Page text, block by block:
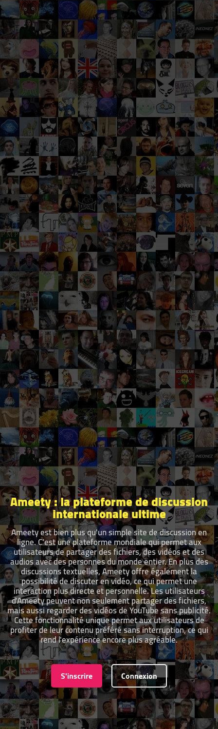
Ameety : la plateforme de discussion
internationale ultime
Ameety est bien plus qu'un simple site de discussion en
ligne. C'est une plateforme mondiale qui permet aux
utilisateurs de partager des fichiers, des vidéos et des
audios avec des personnes du monde entier. En plus des
discussions textuelles, Ameety offre également la
possibilité de discuter en vidéo, ce qui permet une
interaction plus directe et personnelle. Les utilisateurs
d'Ameety peuvent non seulement partager des fichiers,
mais aussi regarder des vidéos de YouTube sans publicité.
Cette fonctionnalité unique permet aux utilisateurs de
profiter de leur contenu préféré sans interruption, ce qui
rend l'expérience encore plus agréable.
S'inscrire Connexion